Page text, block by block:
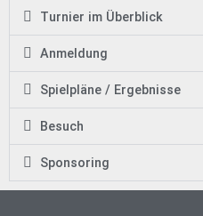
Turnier im Überblick
Anmeldung
Spielpläne / Ergebnisse
Besuch
Sponsoring